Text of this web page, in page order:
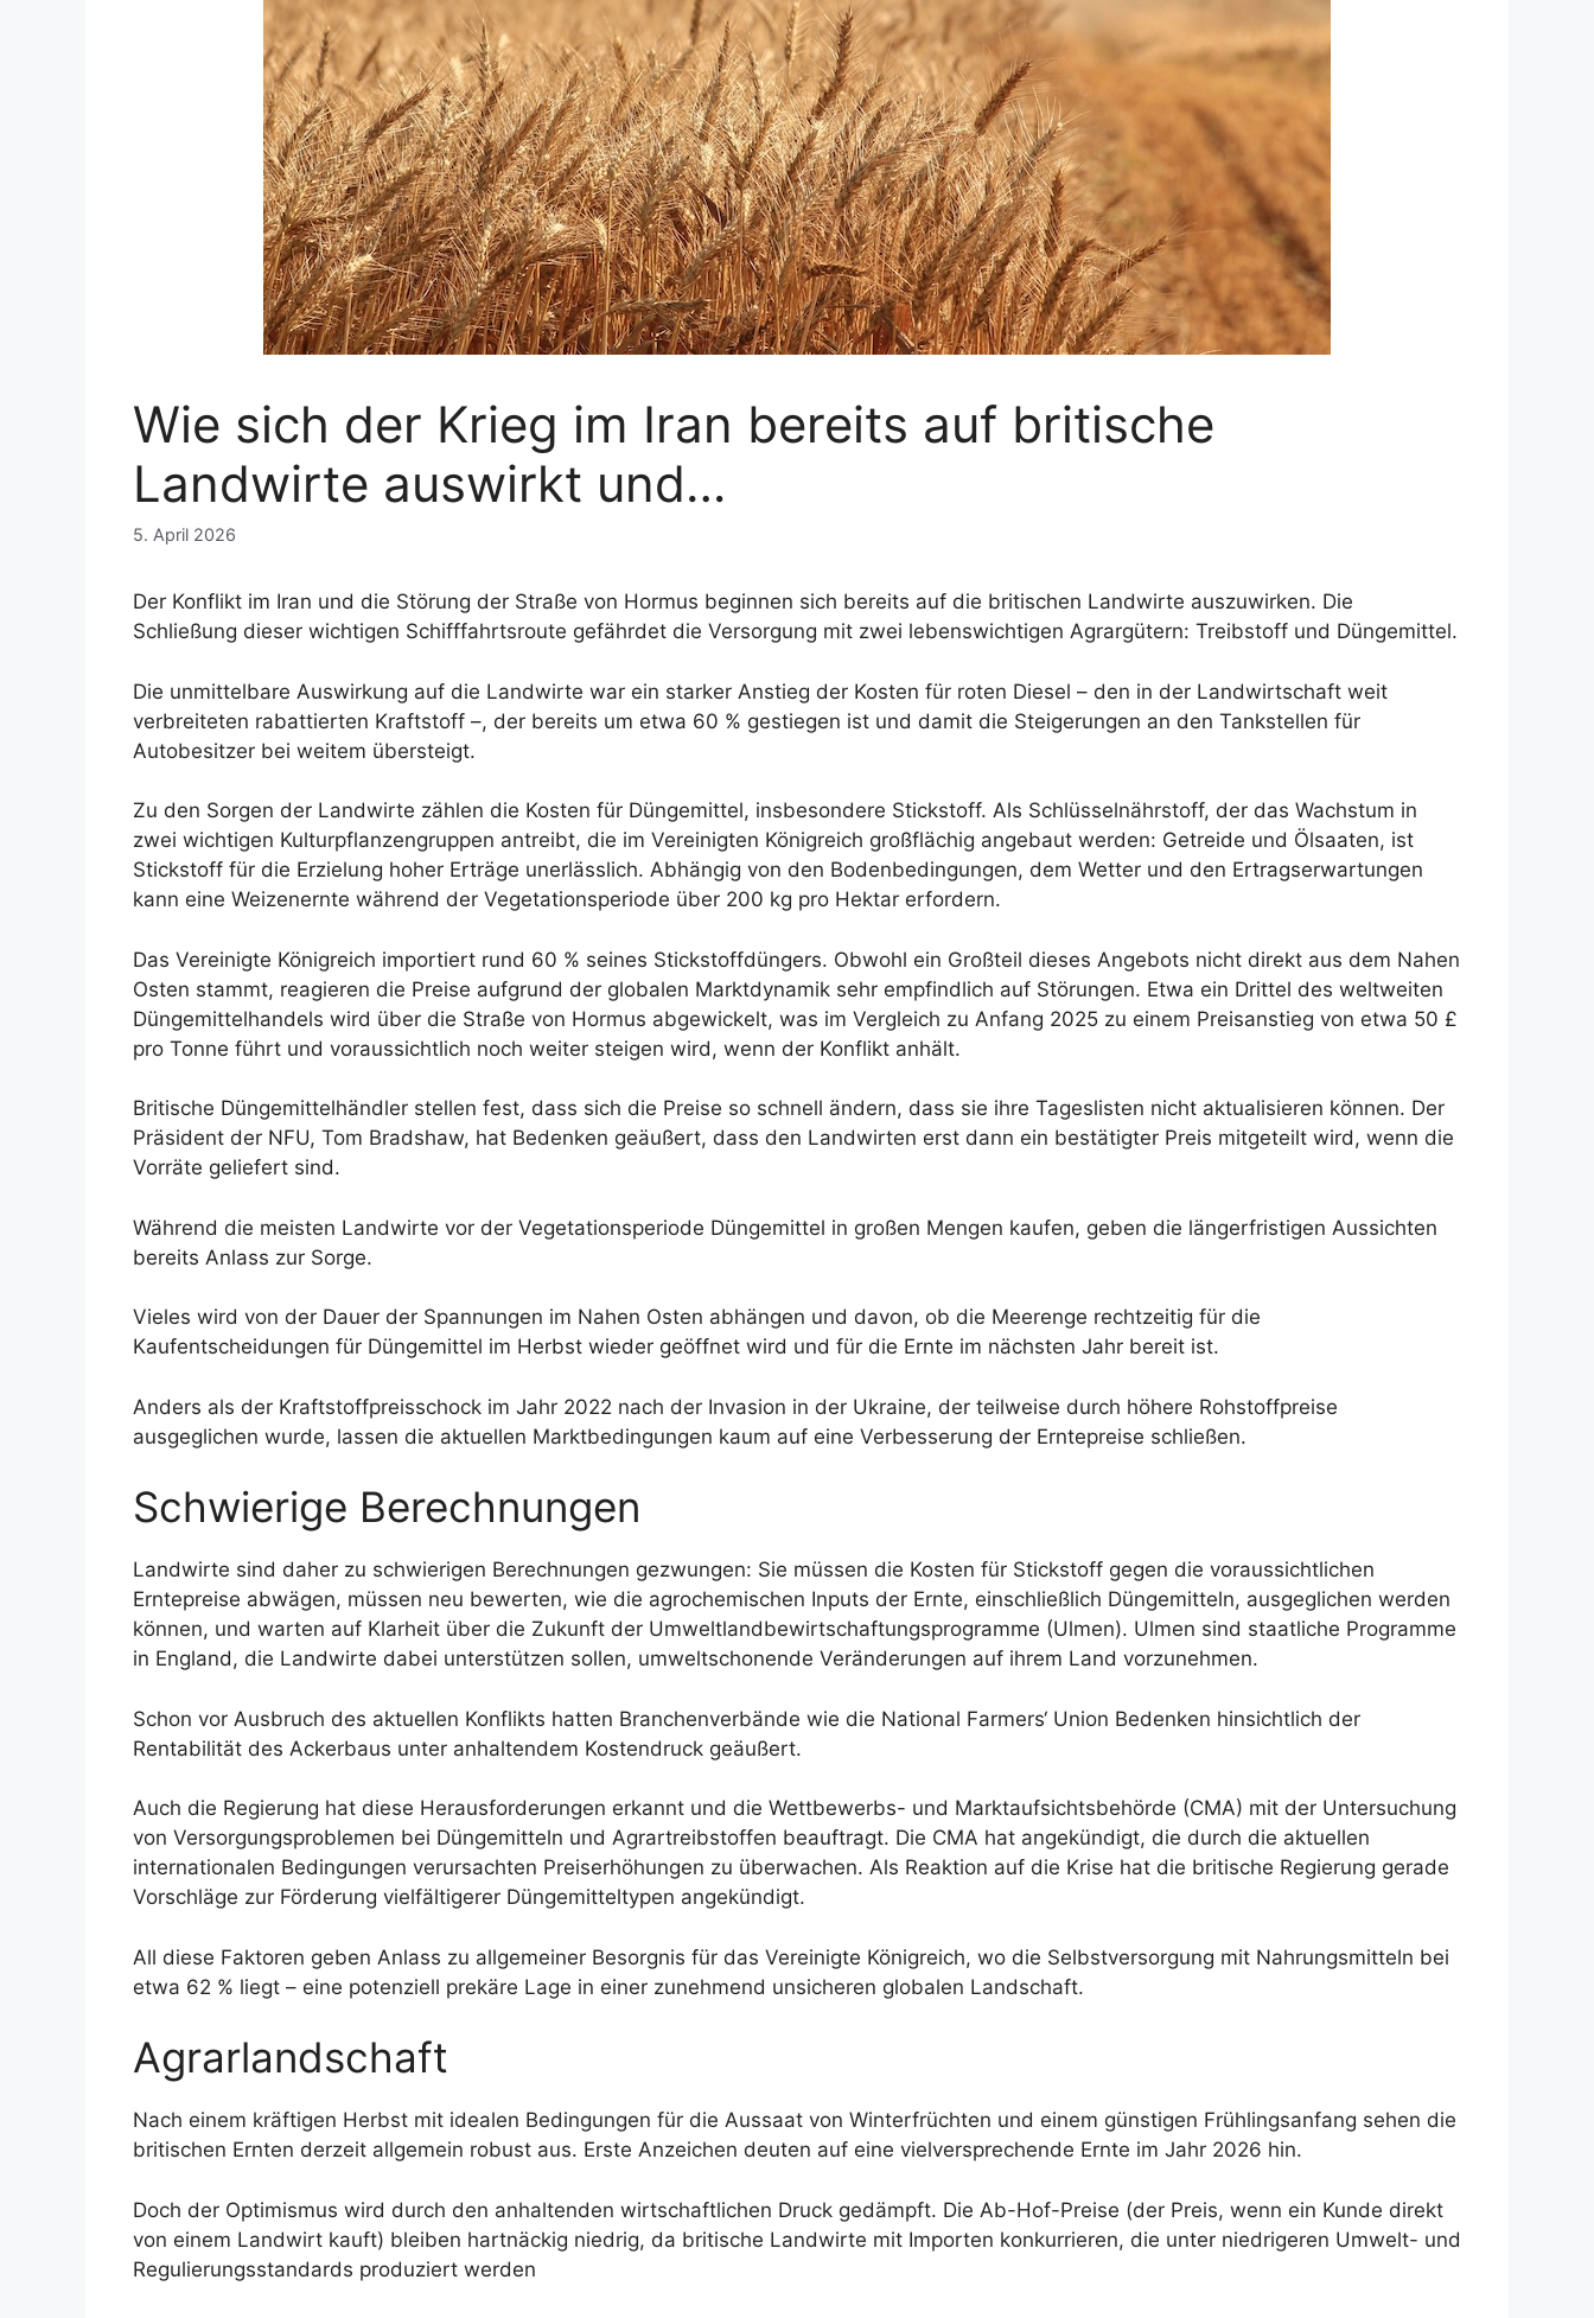
Wie sich der Krieg im Iran bereits auf britische
Landwirte auswirkt und…
5. April 2026
Der Konflikt im Iran und die Störung der Straße von Hormus beginnen sich bereits auf die britischen Landwirte auszuwirken. Die
Schließung dieser wichtigen Schifffahrtsroute gefährdet die Versorgung mit zwei lebenswichtigen Agrargütern: Treibstoff und Düngemittel.
Die unmittelbare Auswirkung auf die Landwirte war ein starker Anstieg der Kosten für roten Diesel – den in der Landwirtschaft weit
verbreiteten rabattierten Kraftstoff –, der bereits um etwa 60 % gestiegen ist und damit die Steigerungen an den Tankstellen für
Autobesitzer bei weitem übersteigt.
Zu den Sorgen der Landwirte zählen die Kosten für Düngemittel, insbesondere Stickstoff. Als Schlüsselnährstoff, der das Wachstum in
zwei wichtigen Kulturpflanzengruppen antreibt, die im Vereinigten Königreich großflächig angebaut werden: Getreide und Ölsaaten, ist
Stickstoff für die Erzielung hoher Erträge unerlässlich. Abhängig von den Bodenbedingungen, dem Wetter und den Ertragserwartungen
kann eine Weizenernte während der Vegetationsperiode über 200 kg pro Hektar erfordern.
Das Vereinigte Königreich importiert rund 60 % seines Stickstoffdüngers. Obwohl ein Großteil dieses Angebots nicht direkt aus dem Nahen
Osten stammt, reagieren die Preise aufgrund der globalen Marktdynamik sehr empfindlich auf Störungen. Etwa ein Drittel des weltweiten
Düngemittelhandels wird über die Straße von Hormus abgewickelt, was im Vergleich zu Anfang 2025 zu einem Preisanstieg von etwa 50 £
pro Tonne führt und voraussichtlich noch weiter steigen wird, wenn der Konflikt anhält.
Britische Düngemittelhändler stellen fest, dass sich die Preise so schnell ändern, dass sie ihre Tageslisten nicht aktualisieren können. Der
Präsident der NFU, Tom Bradshaw, hat Bedenken geäußert, dass den Landwirten erst dann ein bestätigter Preis mitgeteilt wird, wenn die
Vorräte geliefert sind.
Während die meisten Landwirte vor der Vegetationsperiode Düngemittel in großen Mengen kaufen, geben die längerfristigen Aussichten
bereits Anlass zur Sorge.
Vieles wird von der Dauer der Spannungen im Nahen Osten abhängen und davon, ob die Meerenge rechtzeitig für die
Kaufentscheidungen für Düngemittel im Herbst wieder geöffnet wird und für die Ernte im nächsten Jahr bereit ist.
Anders als der Kraftstoffpreisschock im Jahr 2022 nach der Invasion in der Ukraine, der teilweise durch höhere Rohstoffpreise
ausgeglichen wurde, lassen die aktuellen Marktbedingungen kaum auf eine Verbesserung der Erntepreise schließen.
Schwierige Berechnungen
Landwirte sind daher zu schwierigen Berechnungen gezwungen: Sie müssen die Kosten für Stickstoff gegen die voraussichtlichen
Erntepreise abwägen, müssen neu bewerten, wie die agrochemischen Inputs der Ernte, einschließlich Düngemitteln, ausgeglichen werden
können, und warten auf Klarheit über die Zukunft der Umweltlandbewirtschaftungsprogramme (Ulmen). Ulmen sind staatliche Programme
in England, die Landwirte dabei unterstützen sollen, umweltschonende Veränderungen auf ihrem Land vorzunehmen.
Schon vor Ausbruch des aktuellen Konflikts hatten Branchenverbände wie die National Farmers‘ Union Bedenken hinsichtlich der
Rentabilität des Ackerbaus unter anhaltendem Kostendruck geäußert.
Auch die Regierung hat diese Herausforderungen erkannt und die Wettbewerbs- und Marktaufsichtsbehörde (CMA) mit der Untersuchung
von Versorgungsproblemen bei Düngemitteln und Agrartreibstoffen beauftragt. Die CMA hat angekündigt, die durch die aktuellen
internationalen Bedingungen verursachten Preiserhöhungen zu überwachen. Als Reaktion auf die Krise hat die britische Regierung gerade
Vorschläge zur Förderung vielfältigerer Düngemitteltypen angekündigt.
All diese Faktoren geben Anlass zu allgemeiner Besorgnis für das Vereinigte Königreich, wo die Selbstversorgung mit Nahrungsmitteln bei
etwa 62 % liegt – eine potenziell prekäre Lage in einer zunehmend unsicheren globalen Landschaft.
Agrarlandschaft
Nach einem kräftigen Herbst mit idealen Bedingungen für die Aussaat von Winterfrüchten und einem günstigen Frühlingsanfang sehen die
britischen Ernten derzeit allgemein robust aus. Erste Anzeichen deuten auf eine vielversprechende Ernte im Jahr 2026 hin.
Doch der Optimismus wird durch den anhaltenden wirtschaftlichen Druck gedämpft. Die Ab-Hof-Preise (der Preis, wenn ein Kunde direkt
von einem Landwirt kauft) bleiben hartnäckig niedrig, da britische Landwirte mit Importen konkurrieren, die unter niedrigeren Umwelt- und
Regulierungsstandards produziert werden